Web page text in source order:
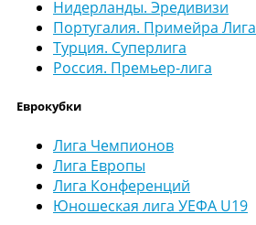
Нидерланды. Эредивизи
Португалия. Примейра Лига
Турция. Суперлига
Россия. Премьер-лига
Еврокубки
Лига Чемпионов
Лига Европы
Лига Конференций
Юношеская лига УЕФА U19